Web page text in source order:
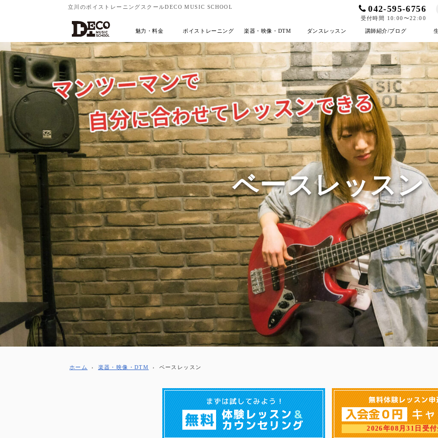
立川のボイストレーニングスクールDECO MUSIC SCHOOL 042-595-6756
受付時間 10:00〜22:00
魅力・料金 ボイストレーニング 楽器・映像・DTM ダンスレッスン 講師紹介/ブログ
ベースレッスン
ホーム › 楽器・映像・DTM › ベースレッスン
2026年08月31日受